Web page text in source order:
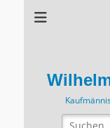
Suchen